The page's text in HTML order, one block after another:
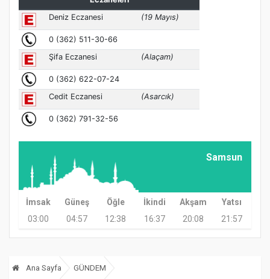
Samsun
İmsak Güneş Öğle İkindi Akşam
Yatsı
03:00
04:57 12:38 16:37 20:08 21:57
Ana Sayfa GÜNDEM